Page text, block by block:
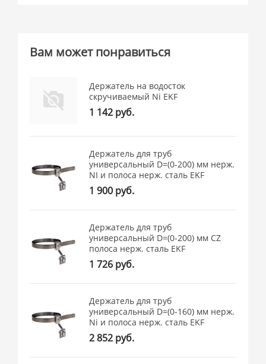
Вам может понравиться
Держатель на водосток
скручиваемый Ni EKF
1 142 руб.
Держатель для труб
универсальный D=(0-200) мм нерж.
NI и полоса нерж. cталь EKF
1 900 руб.
Держатель для труб
универсальный D=(0-200) мм CZ
полоса нерж. cталь EKF
1 726 руб.
Держатель для труб
универсальный D=(0-160) мм нерж.
Ni и полоса нерж. cталь EKF
2 852 руб.